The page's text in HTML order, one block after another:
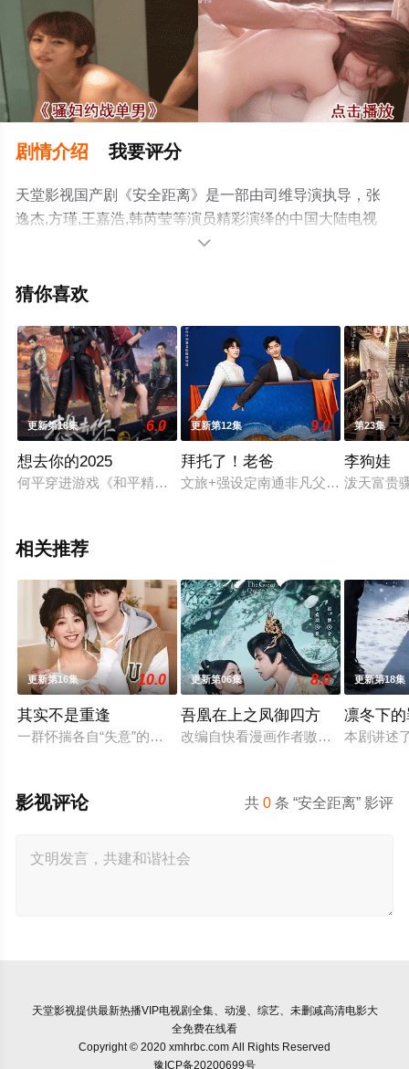
剧情介绍 我要评分
天堂影视国产剧《安全距离》是一部由司维导演执导，张
逸杰,方瑾,王嘉浩,韩芮莹等演员精彩演绎的中国大陆电视
剧，大结局剧情已揭晓（第24集已完结），手机免费在线
剧情信息可移步至豆瓣电视剧、电视猫或剧情网等平台了

猜你喜欢
更新第18集 6.0
想去你的2025
何平穿进游戏《和平精英》的海岛地图，对呆萌又战力爆表的
更新第12集 9.0
拜托了！老爸
文旅+强设定南通非凡父子新体验。
第23集
李狗娃
泼天富贵
相关推荐
更新第16集 10.0
其实不是重逢
一群怀揣各自“失意”的年轻人，在沿海小城南安相遇相知，他
更新第06集 8.0
吾凰在上之凤御四方
改编自快看漫画作者嗷小泽的独家连
更新第18集
凛冬下
本剧讲述
共0 条 “安全距离” 影评
影视评论
天堂影视提供最新热播VIP电视剧全集、动漫、综艺、未删减高清电影大
全免费在线看
Copyright © 2020 xmhrbc.com All Rights Reserved
豫ICP备20200699号